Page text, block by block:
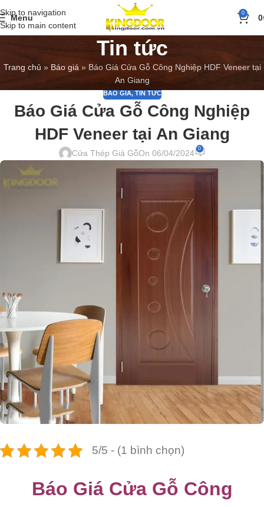
Skip to navigation
Skip to main content
Menu 0 0
Tin tức
Trang chủ » Báo giá » Báo Giá Cửa Gỗ Công Nghiệp HDF Veneer tại
An Giang
BÁO GIÁ, TIN TỨC
Báo Giá Cửa Gỗ Công Nghiệp
HDF Veneer tại An Giang
Cửa Thép Giả GỗOn 06/04/2024 0
5/5 - (1 bình chọn)
Báo Giá Cửa Gỗ Công